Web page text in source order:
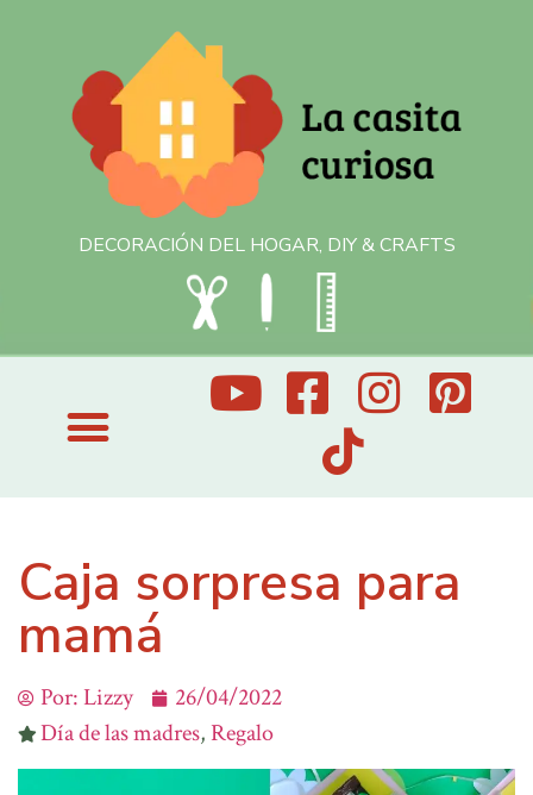
DECORACIÓN DEL HOGAR, DIY & CRAFTS
Caja sorpresa para
mamá
Por:Lizzy
26/04/2022
Día de las madres,Regalo